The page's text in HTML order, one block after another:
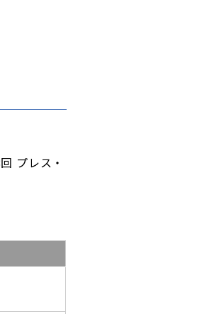
プレス・